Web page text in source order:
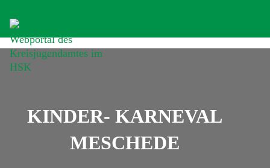
KINDER- KARNEVAL
MESCHEDE